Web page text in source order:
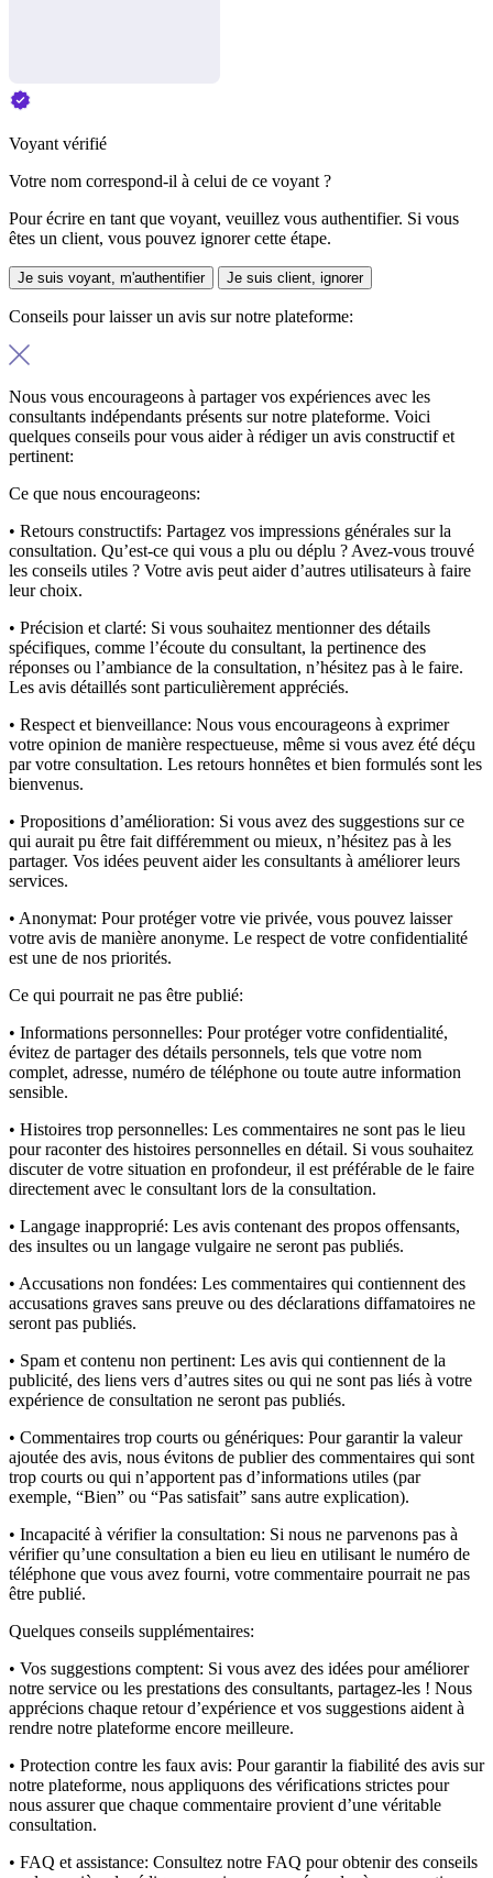
Voyant vérifié
Votre nom correspond-il à celui de ce voyant ?
Pour écrire en tant que voyant, veuillez vous authentifier. Si vous
êtes un client, vous pouvez ignorer cette étape.
Je suis voyant, m'authentifier Je suis client, ignorer
Conseils pour laisser un avis sur notre plateforme:
Nous vous encourageons à partager vos expériences avec les
consultants indépendants présents sur notre plateforme. Voici
quelques conseils pour vous aider à rédiger un avis constructif et
pertinent:
Ce que nous encourageons:
• Retours constructifs: Partagez vos impressions générales sur la
consultation. Qu’est-ce qui vous a plu ou déplu ? Avez-vous trouvé
les conseils utiles ? Votre avis peut aider d’autres utilisateurs à faire
leur choix.
• Précision et clarté: Si vous souhaitez mentionner des détails
spécifiques, comme l’écoute du consultant, la pertinence des
réponses ou l’ambiance de la consultation, n’hésitez pas à le faire.
Les avis détaillés sont particulièrement appréciés.
• Respect et bienveillance: Nous vous encourageons à exprimer
votre opinion de manière respectueuse, même si vous avez été déçu
par votre consultation. Les retours honnêtes et bien formulés sont les
bienvenus.
• Propositions d’amélioration: Si vous avez des suggestions sur ce
qui aurait pu être fait différemment ou mieux, n’hésitez pas à les
partager. Vos idées peuvent aider les consultants à améliorer leurs
services.
• Anonymat: Pour protéger votre vie privée, vous pouvez laisser
votre avis de manière anonyme. Le respect de votre confidentialité
est une de nos priorités.
Ce qui pourrait ne pas être publié:
• Informations personnelles: Pour protéger votre confidentialité,
évitez de partager des détails personnels, tels que votre nom
complet, adresse, numéro de téléphone ou toute autre information
sensible.
• Histoires trop personnelles: Les commentaires ne sont pas le lieu
pour raconter des histoires personnelles en détail. Si vous souhaitez
discuter de votre situation en profondeur, il est préférable de le faire
directement avec le consultant lors de la consultation.
• Langage inapproprié: Les avis contenant des propos offensants,
des insultes ou un langage vulgaire ne seront pas publiés.
• Accusations non fondées: Les commentaires qui contiennent des
accusations graves sans preuve ou des déclarations diffamatoires ne
seront pas publiés.
• Spam et contenu non pertinent: Les avis qui contiennent de la
publicité, des liens vers d’autres sites ou qui ne sont pas liés à votre
expérience de consultation ne seront pas publiés.
• Commentaires trop courts ou génériques: Pour garantir la valeur
ajoutée des avis, nous évitons de publier des commentaires qui sont
trop courts ou qui n’apportent pas d’informations utiles (par
exemple, “Bien” ou “Pas satisfait” sans autre explication).
• Incapacité à vérifier la consultation: Si nous ne parvenons pas à
vérifier qu’une consultation a bien eu lieu en utilisant le numéro de
téléphone que vous avez fourni, votre commentaire pourrait ne pas
être publié.
Quelques conseils supplémentaires:
• Vos suggestions comptent: Si vous avez des idées pour améliorer
notre service ou les prestations des consultants, partagez-les ! Nous
apprécions chaque retour d’expérience et vos suggestions aident à
rendre notre plateforme encore meilleure.
• Protection contre les faux avis: Pour garantir la fiabilité des avis sur
notre plateforme, nous appliquons des vérifications strictes pour
nous assurer que chaque commentaire provient d’une véritable
consultation.
• FAQ et assistance: Consultez notre FAQ pour obtenir des conseils